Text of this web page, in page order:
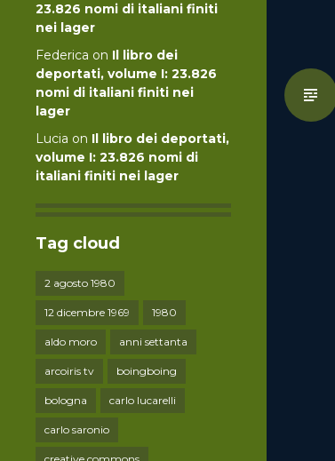
23.826 nomi di italiani finiti
nei lager
Federica on Il libro dei
deportati, volume I: 23.826
nomi di italiani finiti nei
lager
Lucia on Il libro dei deportati,
volume I: 23.826 nomi di
italiani finiti nei lager
Tag cloud
2 agosto 1980
12 dicembre 1969 1980
aldo moro anni settanta
arcoiris tv boingboing
bologna carlo lucarelli
carlo saronio